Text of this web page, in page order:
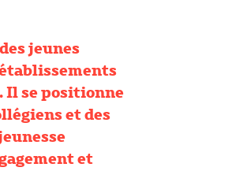
jeunes
se positionne
et des
et